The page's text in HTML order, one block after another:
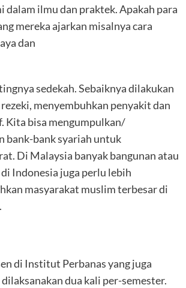
ilmu dan praktek. Apakah para
mereka ajarkan misalnya cara
dan
sedekah. Sebaiknya dilakukan
menyembuhkan penyakit dan
Kita bisa mengumpulkan/
bank-bank syariah untuk
Di Malaysia banyak bangunan atau
Indonesia juga perlu lebih
masyarakat muslim terbesar di
di Institut Perbanas yang juga
dua kali per-semester.